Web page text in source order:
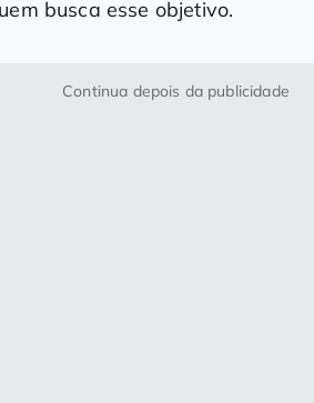
busca esse objetivo.
Continua depois da publicidade